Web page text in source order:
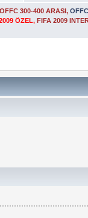
OFFC 300-400 ARASI,
ÖZEL,FIFA 2009